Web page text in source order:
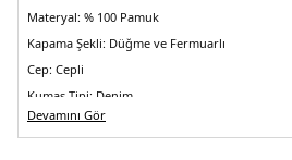
Materyal: % 100 Pamuk
Kapama Şekli: Düğme ve Fermuarlı
Cep: Cepli
Kumaş Tipi: Denim
Bel:Yüksek Bel
Devamını Gör